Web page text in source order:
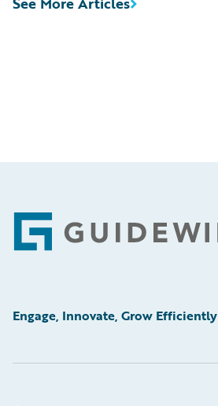
Footer
Engage, Innovate, Grow Efficiently